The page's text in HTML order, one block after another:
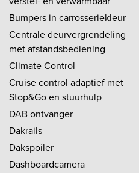
Bumpers in carrosseriekleur
Centrale deurvergrendeling
met afstandsbediening
Climate Control
Cruise control adaptief met
Stop&Go en stuurhulp
DAB ontvanger
Dakrails
Dakspoiler
Dashboardcamera